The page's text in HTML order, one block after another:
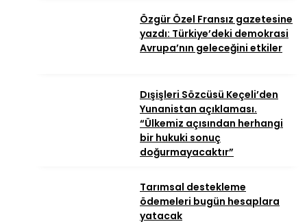
Özgür Özel Fransız gazetesine
yazdı: Türkiye’deki demokrasi
Avrupa’nın geleceğini etkiler
Dışişleri Sözcüsü Keçeli’den
Yunanistan açıklaması.
“Ülkemiz açısından herhangi
bir hukuki sonuç
doğurmayacaktır”
Tarımsal destekleme
ödemeleri bugün hesaplara
yatacak